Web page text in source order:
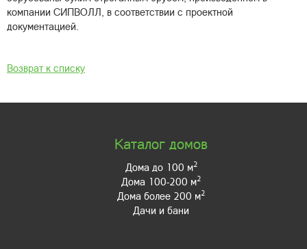
компании СИПВОЛЛ, в соответствии с проектной
документацией.
Возврат к списку
Каталог домов
Дома до 100 м2
Дома 100-200 м2
Дома более 200 м2
Дачи и бани